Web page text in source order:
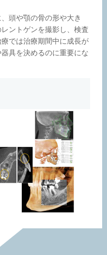
頭や顎の骨の形や大き
ントゲンを撮影し、検査
では治療期間中に成長が
具を決めるのに重要にな